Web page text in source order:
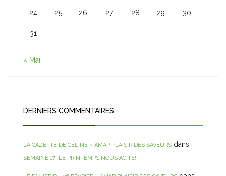
24 25 26 27 28 29 30
31
« Mai
DERNIERS COMMENTAIRES
LA GAZETTE DE CÉLINE « AMAP PLAISIR DES SAVEURS dans
SEMAINE 17: LE PRINTEMPS NOUS AGITE!